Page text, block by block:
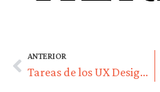
ANTERIOR
Tareas de los UX Designers de nivel básico (entry-level)